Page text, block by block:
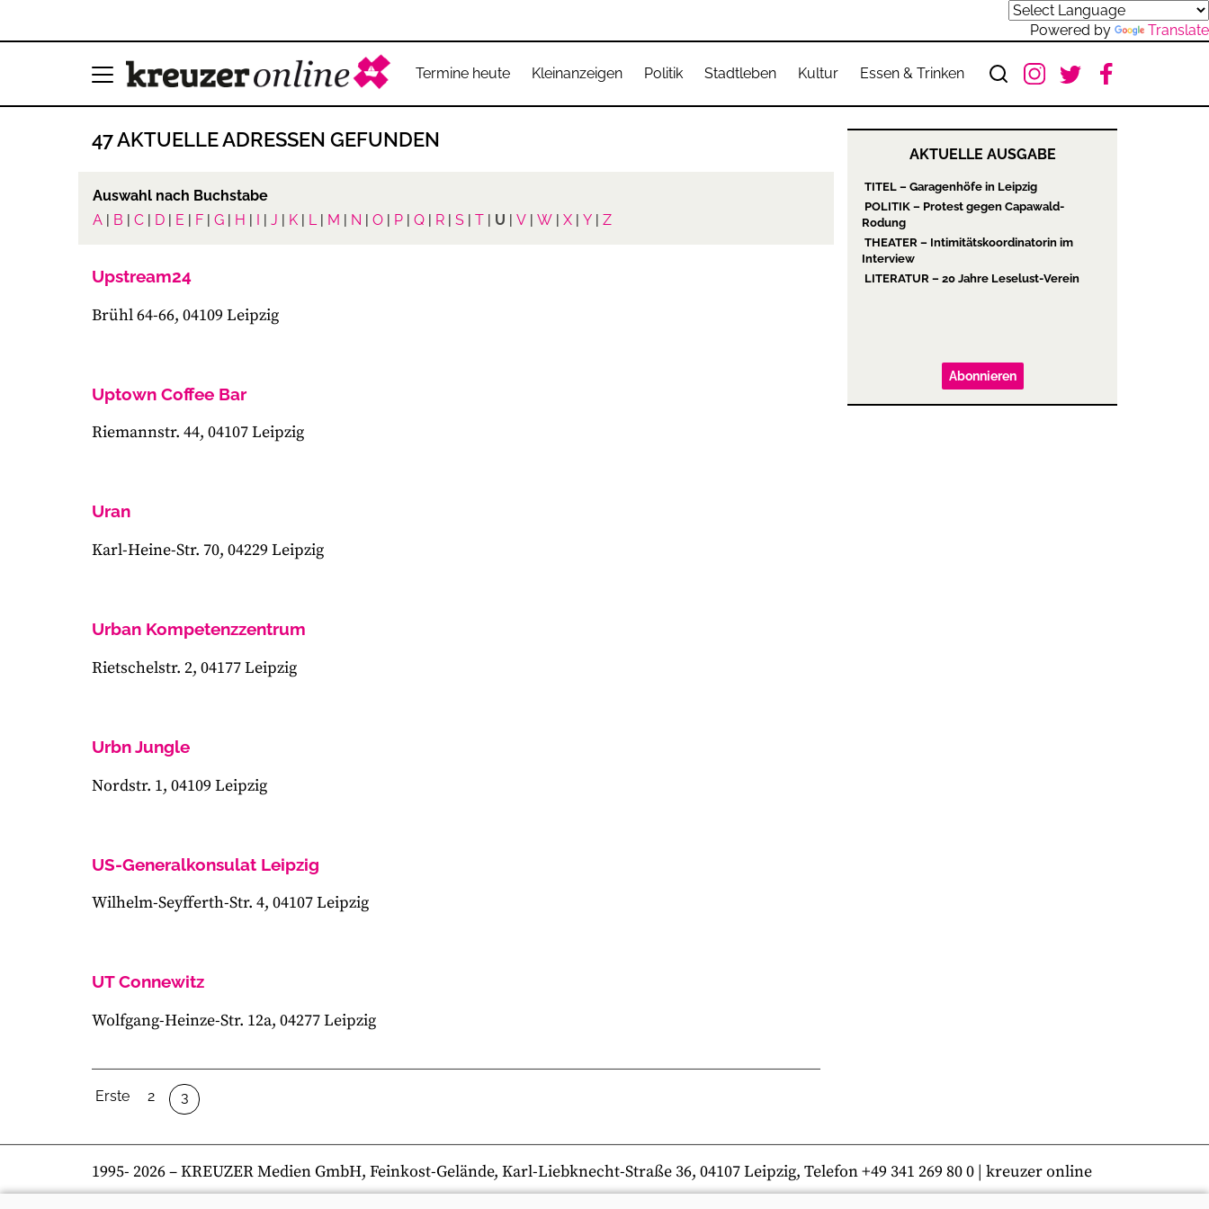
Powered by Translate
Termine heute Kleinanzeigen Politik Stadtleben Kultur Essen & Trinken
47 AKTUELLE ADRESSEN GEFUNDEN
Auswahl nach Buchstabe
A | B | C | D | E | F | G | H | I | J | K | L| M | N | O | P | Q | R | S | T | U | V | W | X | Y | Z
Upstream24
Brühl 64-66, 04109 Leipzig
Uptown Coffee Bar
Riemannstr. 44, 04107 Leipzig
Uran
Karl-Heine-Str. 70, 04229 Leipzig
Urban Kompetenzzentrum
Rietschelstr. 2, 04177 Leipzig
Urbn Jungle
Nordstr. 1, 04109 Leipzig
US-Generalkonsulat Leipzig
Wilhelm-Seyfferth-Str. 4, 04107 Leipzig
UT Connewitz
Wolfgang-Heinze-Str. 12a, 04277 Leipzig
Erste 2 3
AKTUELLE AUSGABE
TITEL – Garagenhöfe in Leipzig
POLITIK – Protest gegen Capawald-
Rodung
THEATER – Intimitätskoordinatorin im
Interview
LITERATUR – 20 Jahre Leselust-Verein
Abonnieren
1995- 2026– KREUZER Medien GmbH, Feinkost-Gelände, Karl-Liebknecht-Straße 36, 04107 Leipzig, Telefon +49 341 269 80 0 | kreuzer online